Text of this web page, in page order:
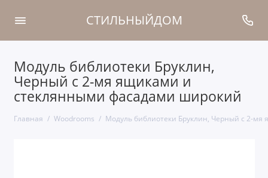
СТИЛЬНЫЙДОМ
Модуль библиотеки Бруклин,
Черный с 2-мя ящиками и
стеклянными фасадами широкий
Главная Woodrooms Модуль библиотеки Бруклин, Черный с 2-